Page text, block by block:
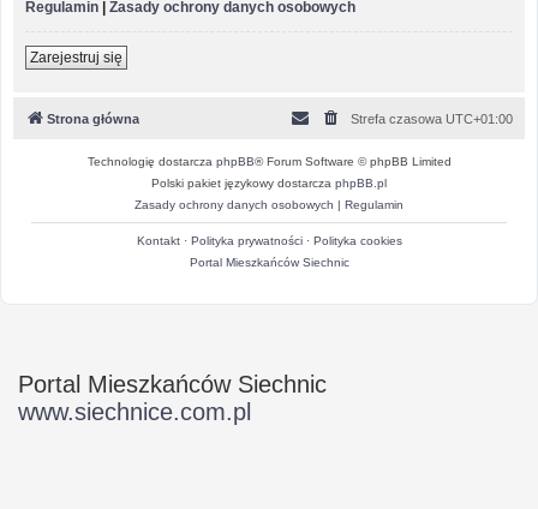
Regulamin | Zasady ochrony danych osobowych
Zarejestruj się
Strona główna Strefa czasowa UTC+01:00
Technologię dostarcza phpBB® Forum Software © phpBB Limited
Polski pakiet językowy dostarcza phpBB.pl
Zasady ochrony danych osobowych | Regulamin
Kontakt· Polityka prywatności· Polityka cookies
Portal Mieszkańców Siechnic
Portal Mieszkańców Siechnic
www.siechnice.com.pl